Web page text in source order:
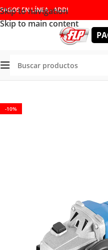
Skip to navigation
Skip to main content
PAGOS EN LÍNEA - ADDI
Tienda/HERRAMIENTAS
-10%